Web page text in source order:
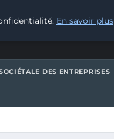
DES ENTREPRISES
En savoir plus